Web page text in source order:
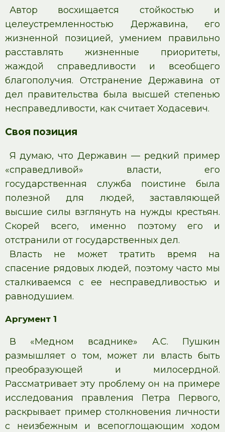
Автор восхищается стойкостью и
целеустремленностью Державина, его
жизненной позицией, умением правильно
расставлять жизненные приоритеты,
жаждой справедливости и всеобщего
благополучия. Отстранение Державина от
дел правительства была высшей степенью
несправедливости, как считает Ходасевич.
Своя позиция
Я думаю, что Державин — редкий пример
«справедливой» власти, его
государственная служба поистине была
полезной для людей, заставляющей
высшие силы взглянуть на нужды крестьян.
Скорей всего, именно поэтому его и
отстранили от государственных дел.
Власть не может тратить время на
спасение рядовых людей, поэтому часто мы
сталкиваемся с ее несправедливостью и
равнодушием.
Аргумент 1
В «Медном всаднике» А.С. Пушкин
размышляет о том, может ли власть быть
преобразующей и милосердной.
Рассматривает эту проблему он на примере
исследования правления Петра Первого,
раскрывает пример столкновения личности
с неизбежным и всепоглощающим ходом